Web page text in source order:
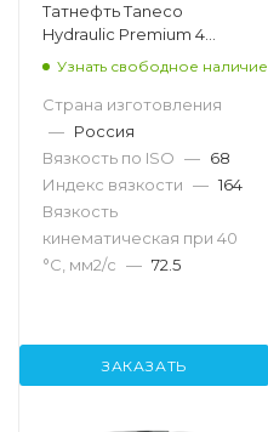
Татнефть Taneco
Hydraulic Premium 4
seasons VG68, 20л
Узнать свободное наличие
Страна изготовления
— Россия
Вязкость по ISO — 68
Индекс вязкости — 164
Вязкость
кинематическая при 40
°С, мм2/с — 72.5
ЗАКАЗАТЬ